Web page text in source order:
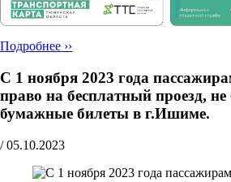
Подробнее ››
С 1 ноября 2023 года
право на бесплатный проезд, не
бумажные билеты в г.Ишиме.
/ 05.10.2023